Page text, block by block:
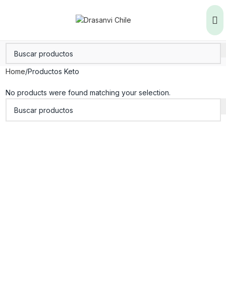
Home Productos Keto
No products were found matching your selection.